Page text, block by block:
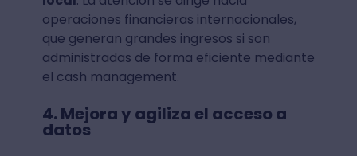
operaciones financieras internacionales,
que generan grandes ingresos si son
administradas de forma eficiente mediante
el cash management.
4. Mejora y agiliza el acceso a
datos